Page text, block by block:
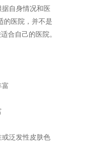
自身情况和医
的医院，并不是
合自己的医院。
富
泛发性皮肤色